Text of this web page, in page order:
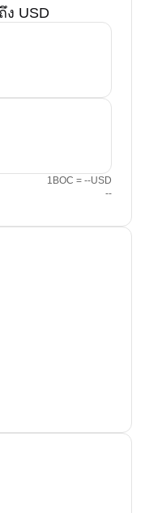
ง USD
1BOC = --USD
--